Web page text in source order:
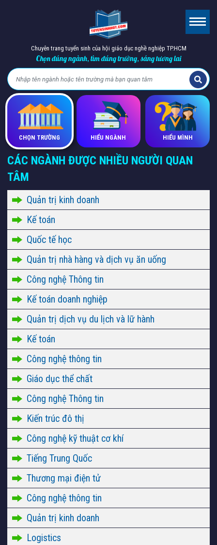
Chuyên trang tuyển sinh của hội giáo dục nghề nghiệp TP.HCM
Chọn đúng ngành, tìm đúng trường, sáng tương lai
HIỂU MÌNH
HIỂU NGÀNH
CHỌN TRƯỜNG
CÁC NGÀNH ĐƯỢC NHIỀU NGƯỜI QUAN
TÂM
Quản trị kinh doanh
Kế toán
Quốc tế học
Quản trị nhà hàng và dịch vụ ăn uống
Công nghệ Thông tin
Kế toán doanh nghiệp
Quản trị dịch vụ du lịch và lữ hành
Kế toán
Công nghệ thông tin
Giáo dục thể chất
Công nghệ Thông tin
Kiến trúc đô thị
Công nghệ kỹ thuật cơ khí
Tiếng Trung Quốc
Thương mại điện tử
Công nghệ thông tin
Quản trị kinh doanh
Logistics